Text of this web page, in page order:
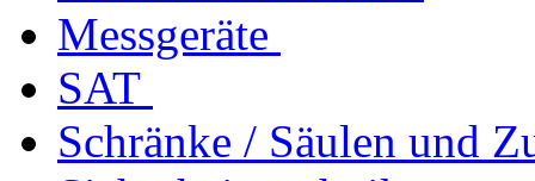
Messgeräte
SAT
Schränke / Säulen und